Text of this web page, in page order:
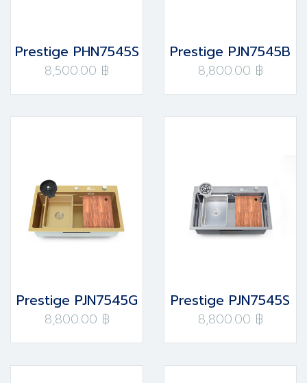
Prestige PHN7545S
8,500.00 ฿
Prestige PJN7545B
8,800.00 ฿
Prestige PJN7545G
8,800.00 ฿
Prestige PJN7545S
8,800.00 ฿